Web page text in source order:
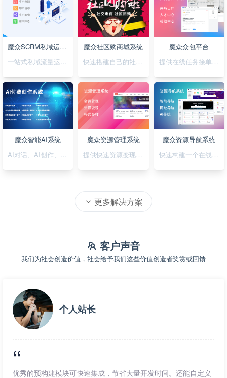
魔众SCRM私域运营系统
一站式私域流量运营平台
魔众社区购商城系统
快速搭建自己的社区购物网站
魔众众包平台
提供在线任务接单平台系统
魔众智能AI系统
AI对话、AI创作、AI绘画
魔众资源管理系统
提供快速资源变现的在线系统
魔众资源导航系统
快速构建一个在线资源导航系统
更多解决方案
客户声音
我们为社会创造价值，社会给予我们这些价值创造者奖赏或回馈
个人站长
优秀的预构建模块可快速集成，节省大量开发时间。还能自定义